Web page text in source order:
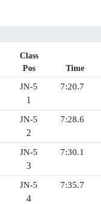
Class
Pos
Time
JN-5
1
7:20.7
JN-5
2
7:28.6
JN-5
3
7:30.1
JN-5
4
7:35.7